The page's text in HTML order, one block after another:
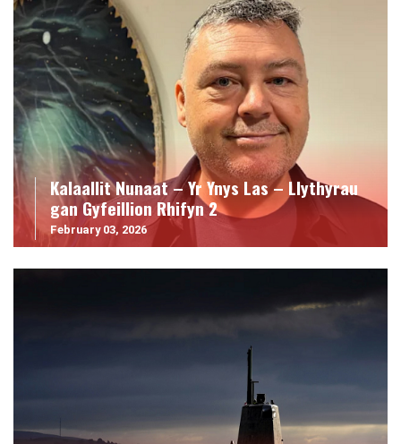
Kalaallit Nunaat – Yr Ynys Las – Llythyrau
gan Gyfeillion Rhifyn 2
February 03, 2026